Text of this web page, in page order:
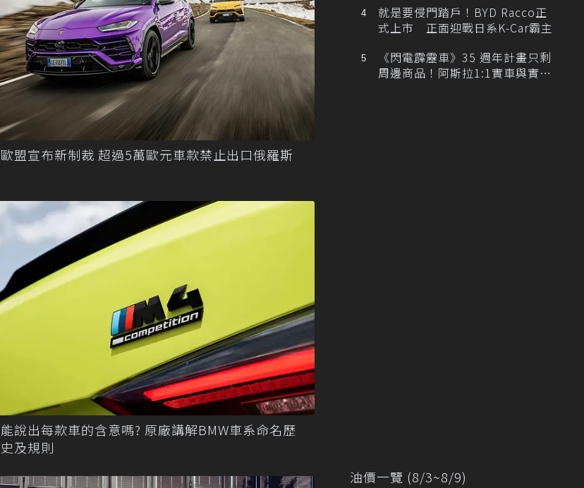
歐盟宣布新制裁 超過5萬歐元車款禁止出口俄羅斯
能說出每款車的含意嗎? 原廠講解BMW車系命名歷
史及規則
就是要侵門踏戶！BYD Racco正
式上市 正面迎戰日系K-Car霸主
《閃電霹靂車》35 週年計畫只剩
周邊商品！阿斯拉1:1實車與實體
油價一覽 (8/3~8/9)